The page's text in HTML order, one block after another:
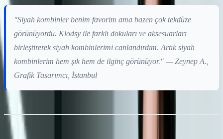
"Siyah kombinler benim favorim ama bazen çok tekdüze
görünüyordu. Klodsy ile farklı dokuları ve aksesuarları
birleştirerek siyah kombinlerimi canlandırdım. Artık siyah
kombinlerim hem şık hem de ilginç görünüyor." — Zeynep A.,
Grafik Tasarımcı, İstanbul